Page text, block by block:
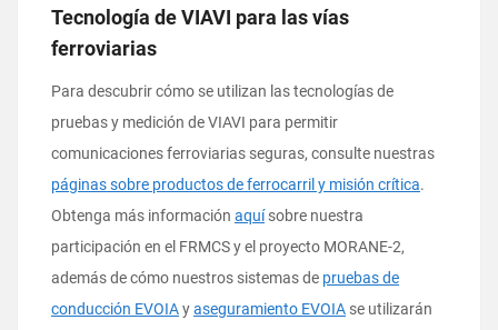
Tecnología de VIAVI para las vías
ferroviarias
Para descubrir cómo se utilizan las tecnologías de
pruebas y medición de VIAVI para permitir
comunicaciones ferroviarias seguras, consulte nuestras
páginas sobre productos de ferrocarril y misión crítica.
Obtenga más información aquísobre nuestra
participación en el FRMCS y el proyecto MORANE-2,
además de cómo nuestros sistemas de pruebas de
conducción EVOIAyaseguramiento EVOIA se utilizarán